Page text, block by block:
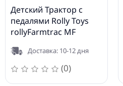
Детский Трактор с
педалями Rolly Toys
rollyFarmtrac MF
Доставка: 10-12 дня
(0)